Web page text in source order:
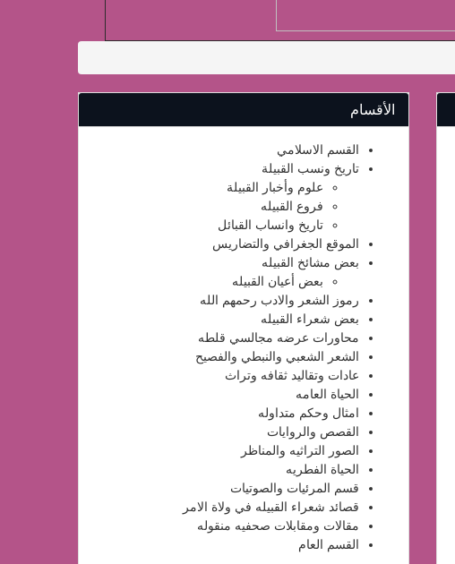
الأقسام
القسم الاسلامي
تاريخ ونسب القبيلة
علوم وأخبار القبيلة
فروع القبيله
تاريخ وانساب القبائل
الموقع الجغرافي والتضاريس
بعض مشائخ القبيله
بعض أعيان القبيله
رموز الشعر والادب رحمهم الله
بعض شعراء القبيله
محاورات عرضه مجالسي قلطه
الشعر الشعبي والنبطي والفصيح
عادات وتقاليد ثقافه وتراث
الحياة العامه
امثال وحكم متداوله
القصص والروايات
الصور التراثيه والمناظر
الحياة الفطريه
قسم المرئيات والصوتيات
قصائد شعراء القبيله في ولاة الامر
مقالات ومقابلات صحفيه منقوله
القسم العام